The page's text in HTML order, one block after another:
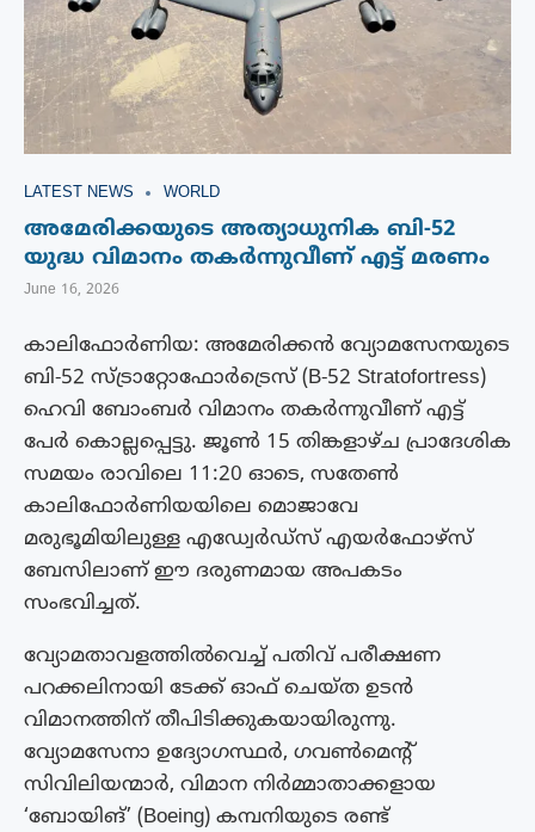
LATEST NEWS WORLD
അമേരിക്കയുടെ അത്യാധുനിക ബി-52
യുദ്ധ വിമാനം തകർന്നുവീണ് എട്ട് മരണം
June 16, 2026
കാലിഫോർണിയ: അമേരിക്കൻ വ്യോമസേനയുടെ
ബി-52 സ്ട്രാറ്റോഫോർട്രെസ് (B-52 Stratofortress)
ഹെവി ബോംബർ വിമാനം തകർന്നുവീണ് എട്ട്
പേർ കൊല്ലപ്പെട്ടു. ജൂൺ 15 തിങ്കളാഴ്ച പ്രാദേശിക
സമയം രാവിലെ 11:20 ഓടെ, സതേൺ
കാലിഫോർണിയയിലെ മൊജാവേ
മരുഭൂമിയിലുള്ള എഡ്വേർഡ്സ് എയർഫോഴ്സ്
ബേസിലാണ് ഈ ദരുണമായ അപകടം
സംഭവിച്ചത്.
വ്യോമതാവളത്തിൽവെച്ച് പതിവ് പരീക്ഷണ
പറക്കലിനായി ടേക്ക് ഓഫ് ചെയ്ത ഉടൻ
വിമാനത്തിന് തീപിടിക്കുകയായിരുന്നു.
വ്യോമസേനാ ഉദ്യോഗസ്ഥർ, ഗവൺമെന്റ്
സിവിലിയന്മാർ, വിമാന നിർമ്മാതാക്കളായ
‘ബോയിങ്’ (Boeing) കമ്പനിയുടെ രണ്ട്